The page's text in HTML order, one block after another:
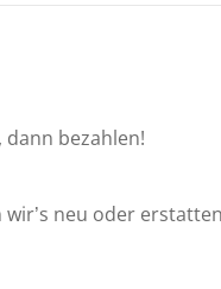
dann bezahlen!
wir’s neu oder erstatten